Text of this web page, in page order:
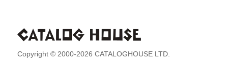
Copyright © 2000-2026 CATALOGHOUSE LTD.